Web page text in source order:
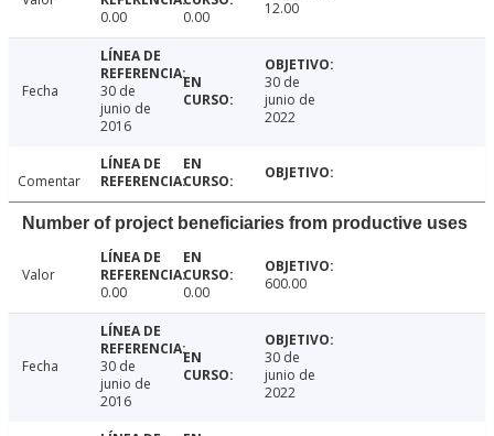
0.00
0.00 12.00
Fecha
30 de
junio de
2016
30 de
junio de
2022
Comentar
Number of project beneficiaries from productive uses
Valor
0.00
0.00 600.00
Fecha
30 de
junio de
2016
30 de
junio de
2022